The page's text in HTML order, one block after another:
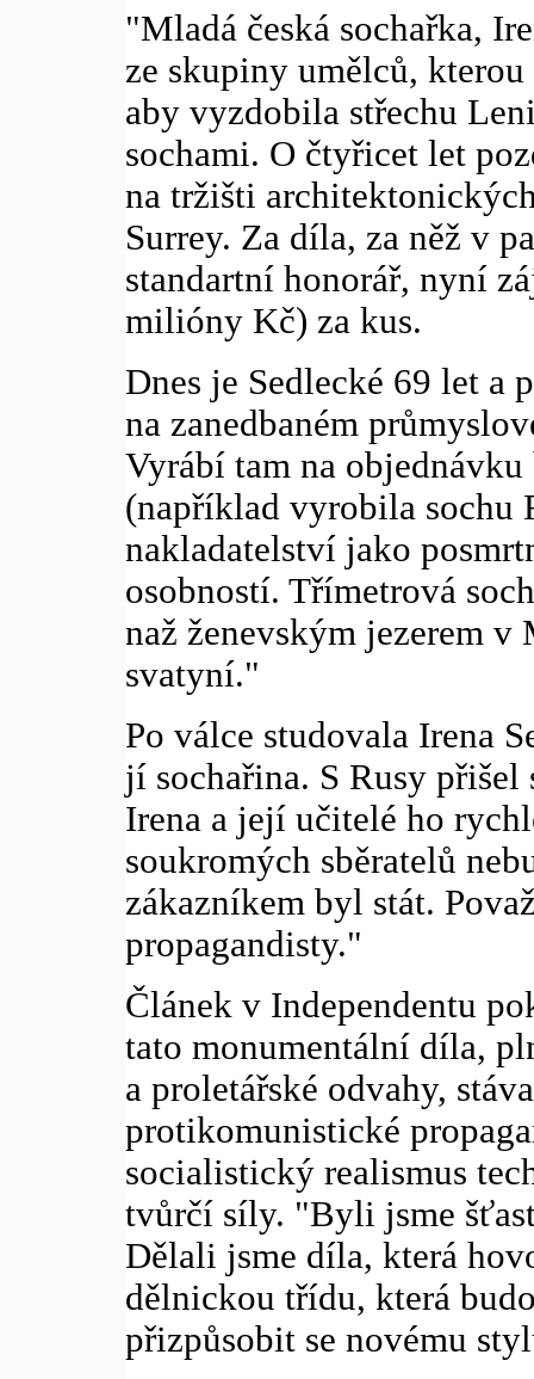
"Mladá česká sochařka,
ze skupiny umělců,
aby vyzdobila střechu
sochami. O čtyřicet let
na tržišti
Surrey. Za díla, za něž v
standartní honorář, nyní
milióny Kč) za kus.
Dnes je Sedlecké 69 let a
na zanedbaném
Vyrábí tam na
(například vyrobila sochu
nakladatelství jako
osobností. Třímetrová
naž ženevským jezerem v
svatyní."
Po válce studovala Irena
jí sochařina. S Rusy
Irena a její učitelé ho
soukromých sběratelů
zákazníkem byl stát.
propagandisty."
Článek v Independentu
tato monumentální díla,
a proletářské odvahy,
protikomunistické
socialistický realismus
tvůrčí síly. "Byli jsme
Dělali jsme díla, která
dělnickou třídu, která
přizpůsobit se novému